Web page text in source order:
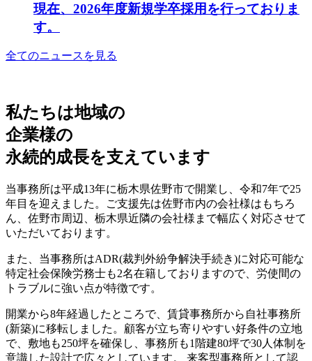
現在、2026年度新規学卒採用を行っておりま
す。
全てのニュースを見る
私たちは地域の
企業様の
永続的成長を支えています
当事務所は平成13年に栃木県佐野市で開業し、令和7年で25
年目を迎えました。ご支援先は佐野市内の会社様はもちろ
ん、佐野市周辺、栃木県近隣の会社様まで幅広く対応させて
いただいております。
また、当事務所はADR(裁判外紛争解決手続き)に対応可能な
特定社会保険労務士も2名在籍しておりますので、労使間の
トラブルに強い点が特徴です。
開業から8年経過したところで、賃貸事務所から自社事務所
(新築)に移転しました。顧客が立ち寄りやすい好条件の立地
で、敷地も250坪を確保し、事務所も1階建80坪で30人体制を
意識した設計で広々としています。 来客型事務所として認